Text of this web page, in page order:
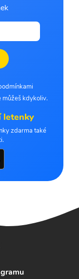
můžeš kdykoliv.
letenky
zdarma také